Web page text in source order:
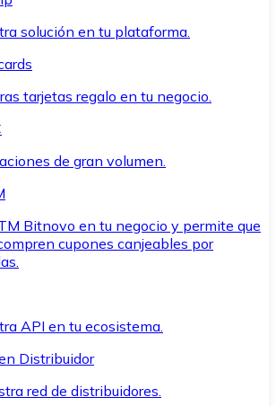
solución en tu plataforma.
tarjetas regalo en tu negocio.
de gran volumen.
Bitnovo en tu negocio y permite que
cupones canjeables por
API en tu ecosistema.
Distribuidor
red de distribuidores.